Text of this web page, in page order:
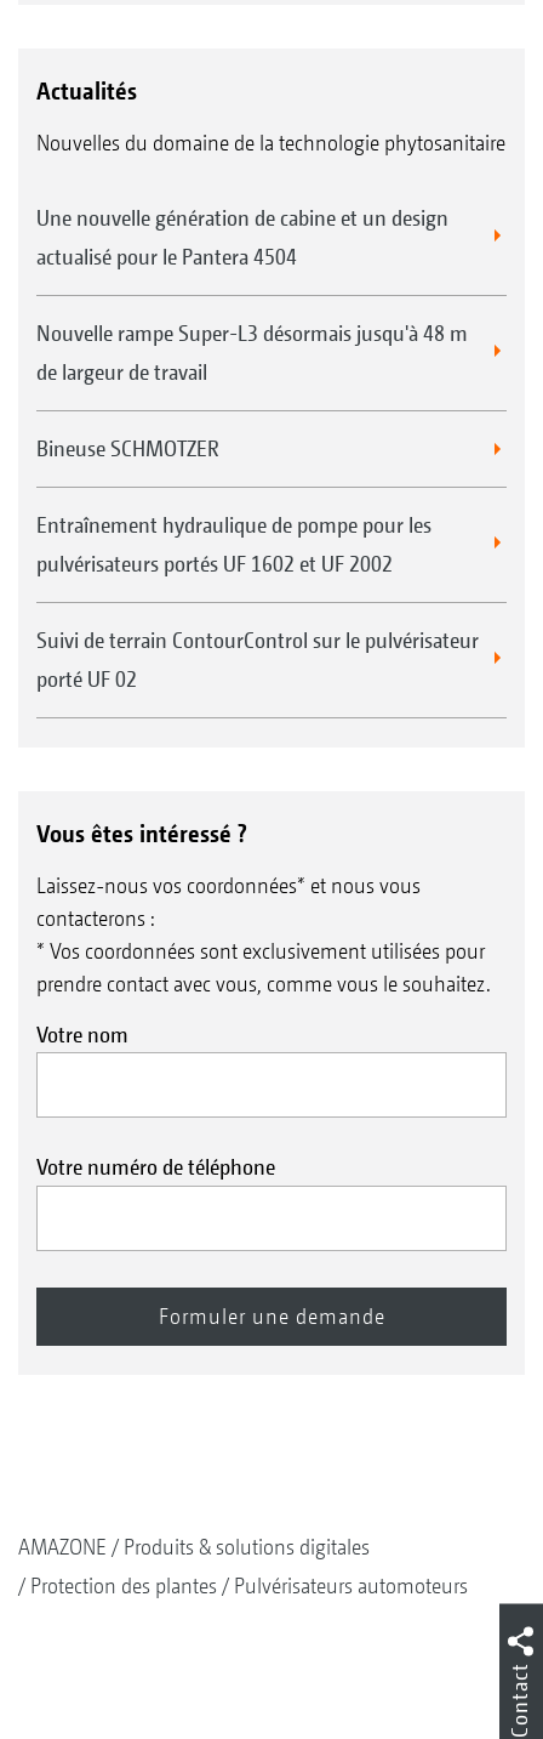
Actualités
Nouvelles du domaine de la technologie phytosanitaire
Une nouvelle génération de cabine et un design
actualisé pour le Pantera 4504
Nouvelle rampe Super-L3 désormais jusqu'à 48 m
de largeur de travail
Bineuse SCHMOTZER
Entraînement hydraulique de pompe pour les
pulvérisateurs portés UF 1602 et UF 2002
Suivi de terrain ContourControl sur le pulvérisateur
porté UF 02
Vous êtes intéressé ?
Laissez-nous vos coordonnées* et nous vous
contacterons :
* Vos coordonnées sont exclusivement utilisées pour
prendre contact avec vous, comme vous le souhaitez.
Votre nom
Votre numéro de téléphone
AMAZONE
Produits & solutions digitales
Protection des plantes
Pulvérisateurs automoteurs
Contact